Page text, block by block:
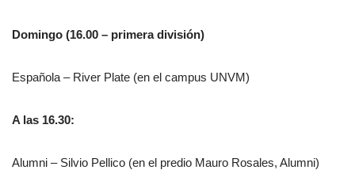
Domingo (16.00 – primera división)
Española – River Plate (en el campus UNVM)
A las 16.30:
Alumni – Silvio Pellico (en el predio Mauro Rosales, Alumni)